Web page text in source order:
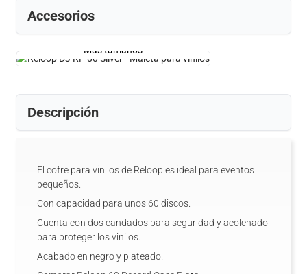
Accesorios
Más tamaños
Descripción
El cofre para vinilos de Reloop es ideal para eventos
pequeños.
Con capacidad para unos 60 discos.
Cuenta con dos candados para seguridad y acolchado
para proteger los vinilos.
Acabado en negro y plateado.